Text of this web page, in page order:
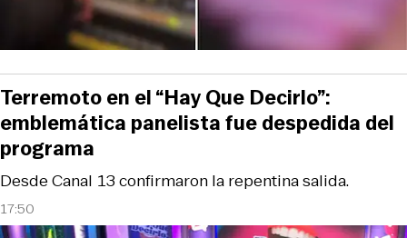
17:50
Desde Canal 13 confirmaron la repentina salida.
Terremoto en el “Hay Que Decirlo”:
emblemática panelista fue despedida del
programa